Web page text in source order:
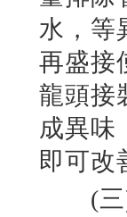
水，等
再盛接
龍頭接
成異味
即可改
(三)